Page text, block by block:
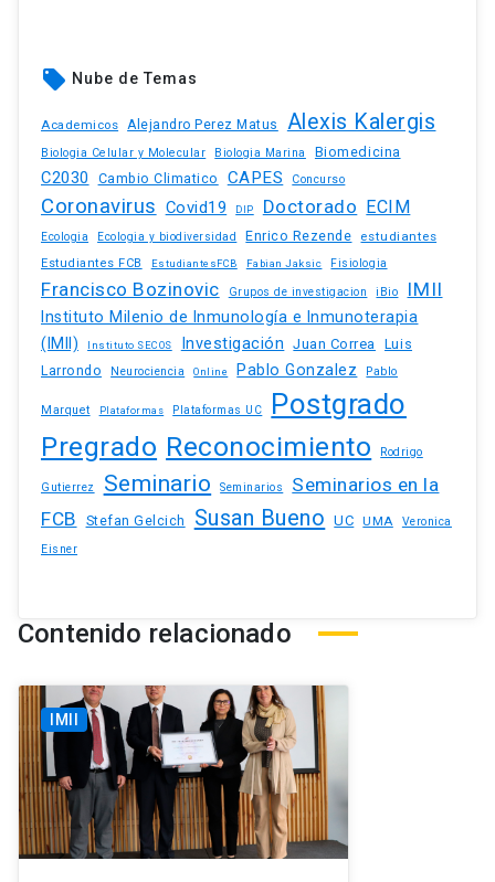
local_offer Nube de Temas
Academicos Alejandro Perez Matus Alexis Kalergis
Biologia Celular y Molecular Biologia Marina Biomedicina
C2030 Cambio Climatico CAPES Concurso
Coronavirus Covid19 DIP Doctorado ECIM
Ecologia Ecologia y biodiversidad Enrico Rezende estudiantes
Estudiantes FCB EstudiantesFCB Fabian Jaksic Fisiologia
Francisco Bozinovic Grupos de investigacion iBio IMII
Instituto Milenio de Inmunología e Inmunoterapia
(IMII)
Instituto SECOS Investigación Juan Correa
Luis
Larrondo
Neurociencia Online Pablo Gonzalez Pablo
Marquet Plataformas Plataformas UC Postgrado
Pregrado Reconocimiento Rodrigo
Gutierrez Seminario Seminarios
Seminarios en la
FCB
Stefan Gelcich Susan Bueno UC UMA
Veronica
Eisner
Contenido relacionado
IMII